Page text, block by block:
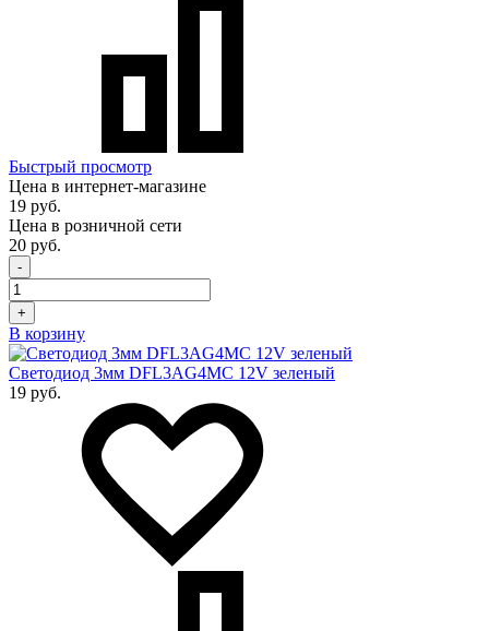
Быстрый просмотр
Цена в интернет-магазине
19 руб.
Цена в розничной сети
20 руб.
-
+
В корзину
Светодиод 3мм DFL3AG4MC 12V зеленый
19 руб.